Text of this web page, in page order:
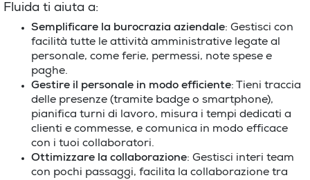
Fluida ti aiuta a:
Semplificare la burocrazia aziendale: Gestisci con
facilità tutte le attività amministrative legate al
personale, come ferie, permessi, note spese e
paghe.
Gestire il personale in modo efficiente: Tieni traccia
delle presenze (tramite badge o smartphone),
pianifica turni di lavoro, misura i tempi dedicati a
clienti e commesse, e comunica in modo efficace
con i tuoi collaboratori.
Ottimizzare la collaborazione: Gestisci interi team
con pochi passaggi, facilita la collaborazione tra